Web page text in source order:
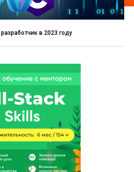
в 2023 году